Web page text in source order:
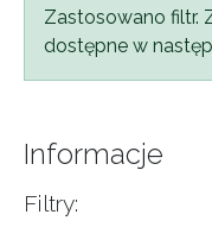
Komunikat
Zastosowano filtr.
dostępne w
Informacje
Filtry: